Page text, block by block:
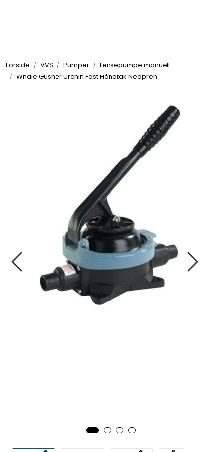
Forside VVS Pumper
Lensepumpe manuell
Whale Gusher Urchin Fast Håndtak Neopren
Elektrisk
Fortøyning
Fritid/Sikkerhet
Båtpleie/Opplag